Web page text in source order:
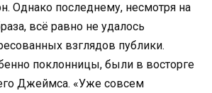
Однако последнему, несмотря на
всё равно не удалось
взглядов публики.
поклонницы, были в восторге
Джеймса. «Уже совсем